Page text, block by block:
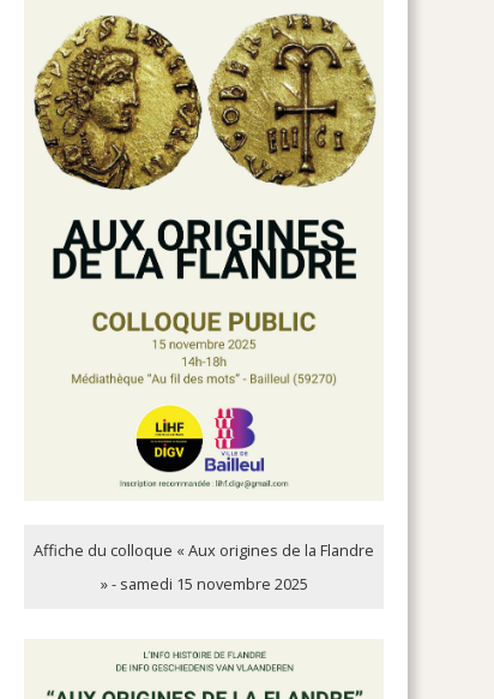
Affiche du colloque « Aux origines de la Flandre
» - samedi 15 novembre 2025